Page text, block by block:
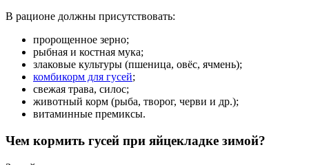
В рационе должны присутствовать:
пророщенное зерно;
рыбная и костная мука;
злаковые культуры (пшеница, овёс, ячмень);
комбикорм для гусей;
свежая трава, силос;
животный корм (рыба, творог, черви и др.);
витаминные премиксы.
Чем кормить гусей при яйцекладке зимой?